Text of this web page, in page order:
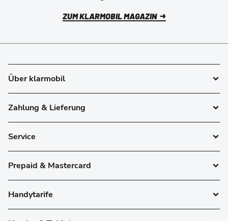
Zahlung & Lieferung
Über klarmobil
ZUM KLARMOBIL MAGAZIN
Service
Prepaid & Mastercard
Handytarife